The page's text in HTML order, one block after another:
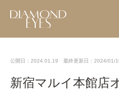
公開日：2024.01.19 最終更新日：2024/01/
新宿マルイ本館店